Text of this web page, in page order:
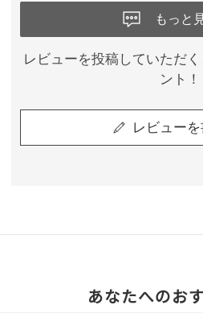
もっと
レビューを投稿していただ
ント！
レビューを
あなたへのお